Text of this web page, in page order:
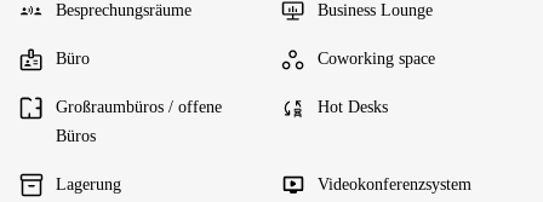
Besprechungsräume Business Lounge
Büro Coworking space
Großraumbüros / offene
Büros
Hot Desks
Lagerung Videokonferenzsystem